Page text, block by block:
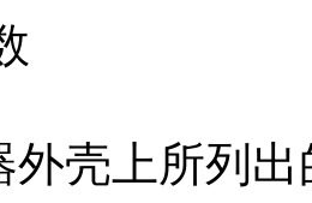
外壳上所列